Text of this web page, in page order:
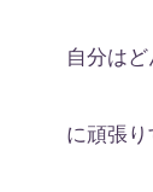
自分は
に頑張り